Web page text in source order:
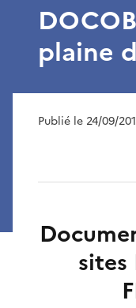
plaine
Publié le 24/09/
sites